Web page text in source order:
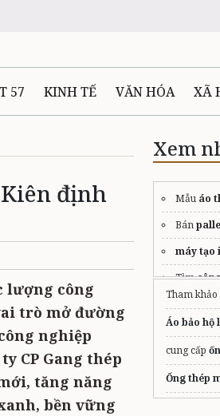
57 KINH TẾ VĂN HÓA XÃ
Ô TÔ - XE MÁY
THỂ THAO THÔNG TIN - QUẢNG
định
lượng công
trò mở đường
nghiệp
CP Gang thép
tăng năng
bền vững
Xem
Mẫu áo
Bán
máy tạo
Tìm
mẫu áo
Tham khảo
Áo bảo hộ
cung cấp
Ống thép